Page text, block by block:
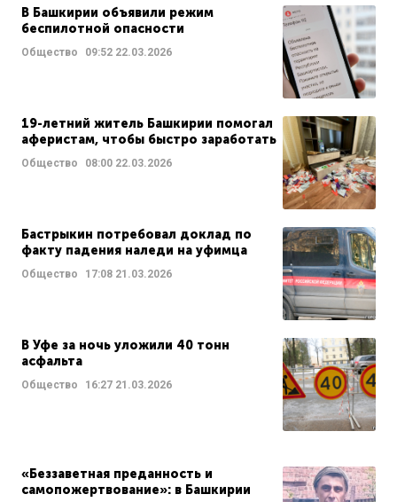
В Башкирии объявили режим
беспилотной опасности
Общество 09:52 22.03.2026
19-летний житель Башкирии помогал
аферистам, чтобы быстро заработать
Общество 08:00 22.03.2026
Бастрыкин потребовал доклад по
факту падения наледи на уфимца
Общество 17:08 21.03.2026
В Уфе за ночь уложили 40 тонн
асфальта
Общество 16:27 21.03.2026
«Беззаветная преданность и
самопожертвование»: в Башкирии